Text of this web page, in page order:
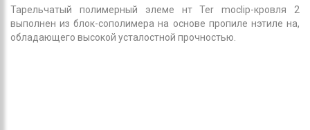
Тарельчатый полимерный элеме нт Ter moclip-кровля 2
выполнен из блок-сополимера на основе пропиле нэтиле на,
обладающего высокой усталостной прочностью.